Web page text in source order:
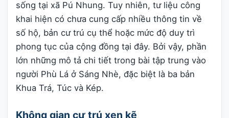
sống tại xã Pú Nhung. Tuy nhiên, tư liệu công
khai hiện có chưa cung cấp nhiều thông tin về
số hộ, bản cư trú cụ thể hoặc mức độ duy trì
phong tục của cộng đồng tại đây. Bởi vậy, phần
lớn những mô tả chi tiết trong bài tập trung vào
người Phù Lá ở Sáng Nhè, đặc biệt là ba bản
Khua Trá, Túc và Kép.
Không gian cư trú xen kẽ